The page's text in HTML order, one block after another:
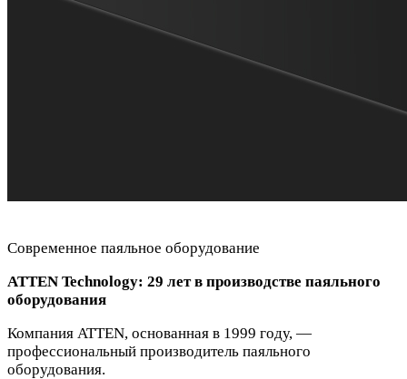
Современное паяльное оборудование
ATTEN Technology: 29 лет в производстве паяльного
оборудования
Компания ATTEN, основанная в 1999 году, —
профессиональный производитель паяльного
оборудования.